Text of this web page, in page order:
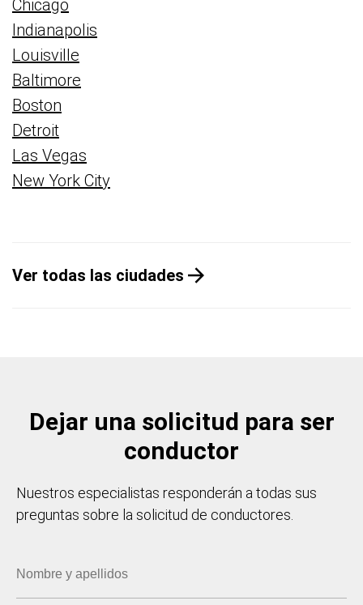
Chicago
Indianapolis
Louisville
Baltimore
Boston
Detroit
Las Vegas
New York City
Ver todas las ciudades
Dejar una solicitud para ser
conductor
Nuestros especialistas responderán a todas sus
preguntas sobre la solicitud de conductores.